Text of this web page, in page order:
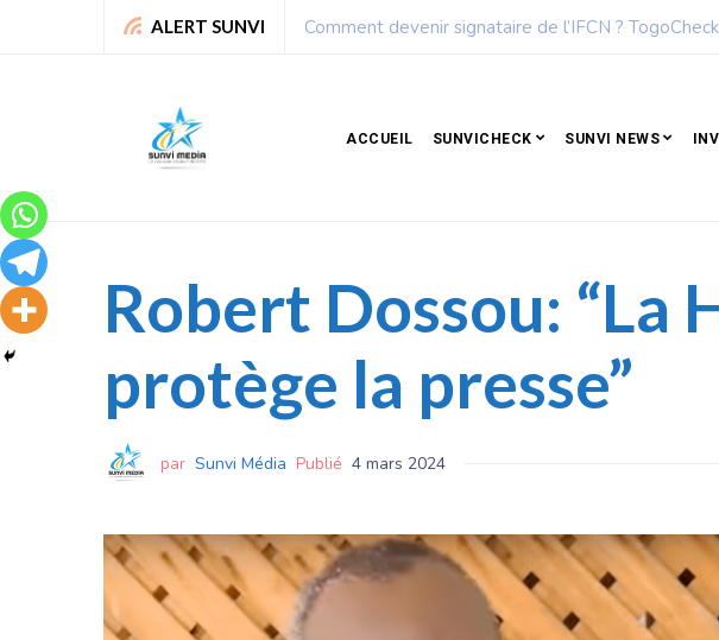
ALERT SUNVI
montre la voie Leadership : Voici le top
ACCUEIL SUNVICHECK SUNVI NEWS
Robert Dossou: “La
protège la presse”
par Sunvi Média Publié 4 mars 2024